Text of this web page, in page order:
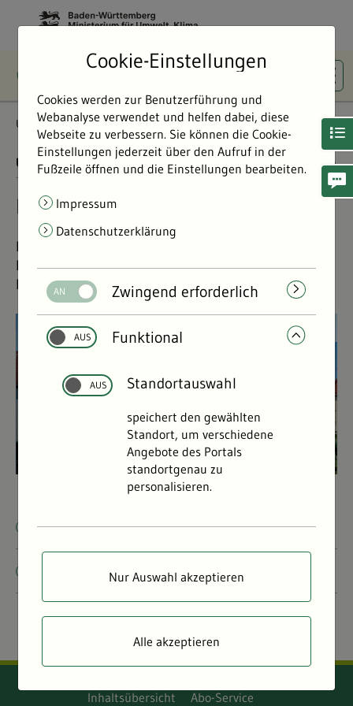
Umweltdaten Bericht: Umweltdaten 2024 Lärm
UMWELTDATEN BERICHT 2024 01.11.2024
Lärm in Baden-Württemberg
Das Land bemüht sich, Lärmbelastungen für seine
Bürgerinnen und Bürger so gering wie möglich zu
halten. Lesen Sie hier darüber, wie das gelingt.
Lärmkartierung
Lärmmessung
Cookie-Einstellungen
Cookies werden zur Benutzerführung und
Webanalyse verwendet und helfen dabei, diese
Webseite zu verbessern. Sie können die Cookie-
Einstellungen jederzeit über den Aufruf in der
Fußzeile öffnen und die Einstellungen bearbeiten.
Impressum
Datenschutzerklärung
Zwingend erforderlich
Funktional
Standortauswahl
speichert den gewählten
Standort, um verschiedene
Angebote des Portals
standortgenau zu
personalisieren.
Nur Auswahl akzeptieren
Alle akzeptieren
Inhaltsübersicht Abo-Service